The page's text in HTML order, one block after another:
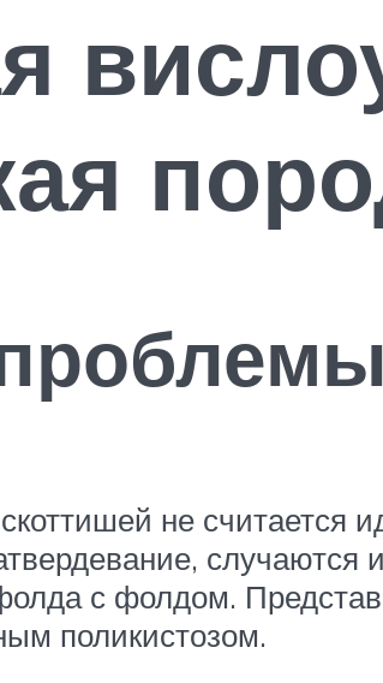
не
с фолдом.
поликистозом.